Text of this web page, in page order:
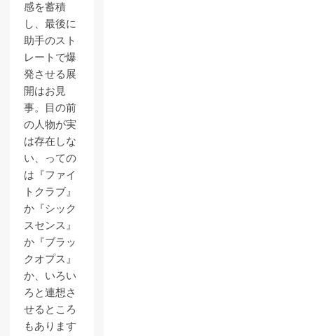
感を蓄積
し、最後に
助手のスト
レートで爆
発させる展
開はお見
事。目の前
の人物が実
は存在しな
い、っての
は『ファイ
トクラブ』
か『シック
スセンス』
か『ブラッ
クオプス』
か、いろい
ろと連想さ
せるところ
もあります